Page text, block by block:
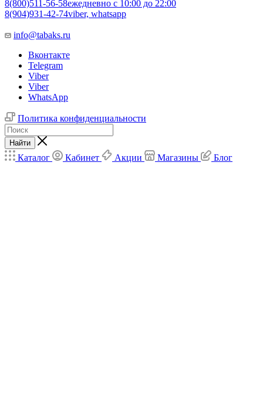
8(800)511-56-58ежедневно с 10:00 до 22:00
8(904)931-42-74viber, whatsapp
info@tabaks.ru
Вконтакте
Telegram
Viber
Viber
WhatsApp
Политика конфиденциальности
Найти
Каталог Кабинет Акции Магазины Блог